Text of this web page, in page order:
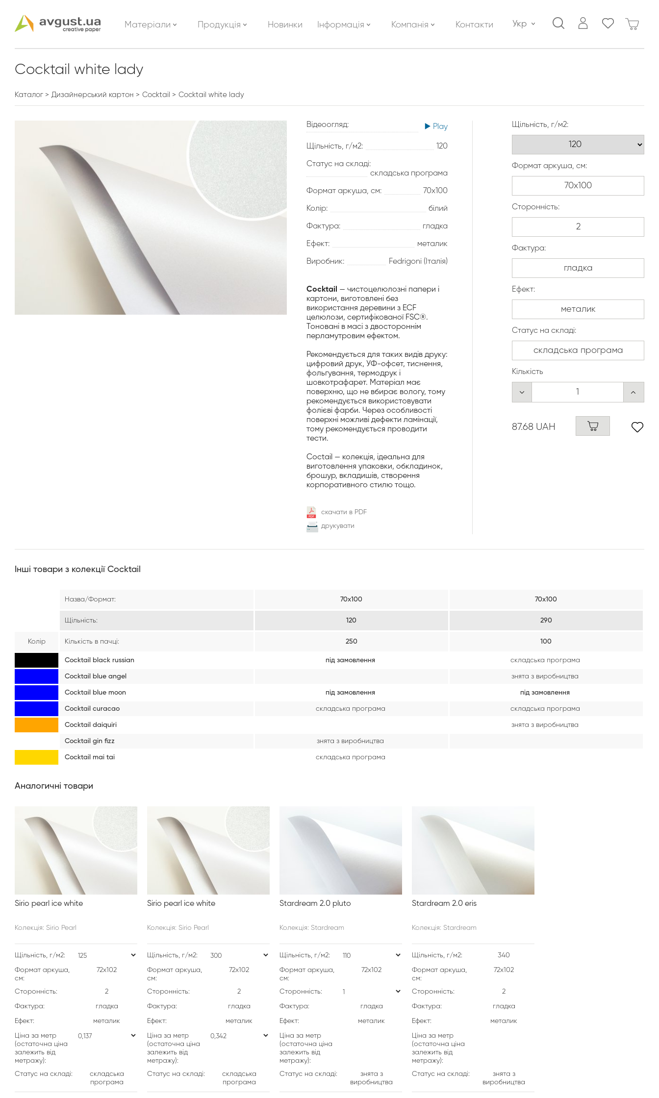
Матеріали Продукція Новинки Інформація Компанія Контакти Укр
Cocktail white lady
Каталог Дизайнерський картон Cocktail Cocktail white lady
Відеоогляд: ▶️ Play
Щільність, г/м2: 120
Статус на складі:
складська програма
Формат аркуша, см: 70х100
Колір: білий
Фактура: гладка
Ефект: металик
Виробник: Fedrigoni (Італія)
Cocktail — чистоцелюлозні папери і
картони, виготовлені без
використання деревини з ECF
целюлози, сертифікованої FSC®.
Тоновані в масі з двостороннім
перламутровим ефектом.
Рекомендується для таких видів друку:
цифровий друк, УФ-офсет, тиснення,
фольгування, термодрук і
шовкотрафарет. Матеріал має
поверхню, що не вбирає вологу, тому
рекомендується використовувати
фолієві фарби. Через особливості
поверхні можливі дефекти ламінації,
тому рекомендується проводити
тести.
Coctail — колекція, ідеальна для
виготовлення упаковки, обкладинок,
брошур, вкладишів, створення
корпоративного стилю тощо.
скачати в PDF
друкувати
Щільність, г/м2:
Формат аркуша, см:
Сторонність:
Фактура:
Ефект:
Статус на складі:
Кількість
87.68 UAH
Інші товари з колекції Cocktail
Назва/Формат: 70х100 70х100
Щільність: 120 290
Колір Кількість в пачці: 250 100
Cocktail black russian під замовлення складська програма
Cocktail blue angel знята з виробництва
Cocktail blue moon під замовлення під замовлення
Cocktail curacao складська програма складська програма
Cocktail daiquiri знята з виробництва
Cocktail gin fizz знята з виробництва
Cocktail mai tai складська програма
Аналогичні товари
Sirio pearl ice white
Колекція: Sirio Pearl
Щільність, г/м2:
Формат аркуша,
см:
72х102
Сторонність: 2
Фактура: гладка
Ефект: металик
Ціна за метр
(остаточна ціна
залежить від
метражу):
Статус на складі:
складська
програма
Sirio pearl ice white
Колекція: Sirio Pearl
Щільність, г/м2:
Формат аркуша,
см:
72х102
Сторонність: 2
Фактура: гладка
Ефект: металик
Ціна за метр
(остаточна ціна
залежить від
метражу):
Статус на складі:
складська
програма
Stardream 2.0 pluto
Колекція: Stardream
Щільність, г/м2:
Формат аркуша,
см:
72х102
Сторонність:
Фактура: гладка
Ефект: металик
Ціна за метр
(остаточна ціна
залежить від
метражу):
Статус на складі:
знята з
виробництва
Stardream 2.0 eris
Колекція: Stardream
Щільність, г/м2: 340
Формат аркуша,
см:
72х102
Сторонність: 2
Фактура: гладка
Ефект: металик
Ціна за метр
(остаточна ціна
залежить від
метражу):
Статус на складі:
знята з
виробництва